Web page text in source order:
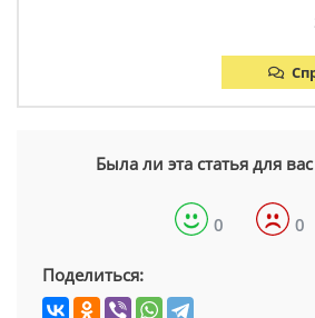
Была ли эта статья для
0 0
Поделиться: